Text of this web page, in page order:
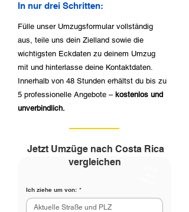
In nur drei Schritten:
Fülle unser Umzugsformular vollständig
aus, teile uns dein Zielland sowie die
wichtigsten Eckdaten zu deinem Umzug
mit und hinterlasse deine Kontaktdaten.
Innerhalb von 48 Stunden erhältst du bis zu
5 professionelle Angebote –kostenlos und
unverbindlich.
Ich ziehe um von: *
Jetzt Umzüge nach Costa Rica
vergleichen